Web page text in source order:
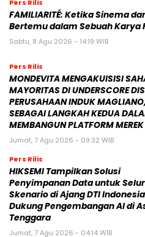
Pers Rilis
FAMILIARITÉ: Ketika Sinema
Bertemu dalam Sebuah Karya
Sabtu, 8 Agu 2026 - 14:19 WIB
Pers Rilis
MONDEVITA MENGAKUISISI
MAYORITAS DI UNDERSCORE
PERUSAHAAN INDUK MAGLIANO,
SEBAGAI LANGKAH KEDUA
MEMBANGUN PLATFORM
Jumat, 7 Agu 2026 - 09:32 WIB
Pers Rilis
HIKSEMI Tampilkan Solusi
Penyimpanan Data untuk
Skenario di Ajang DTI
Dukung Pengembangan AI di
Tenggara
Jumat, 7 Agu 2026 - 04:14 WIB